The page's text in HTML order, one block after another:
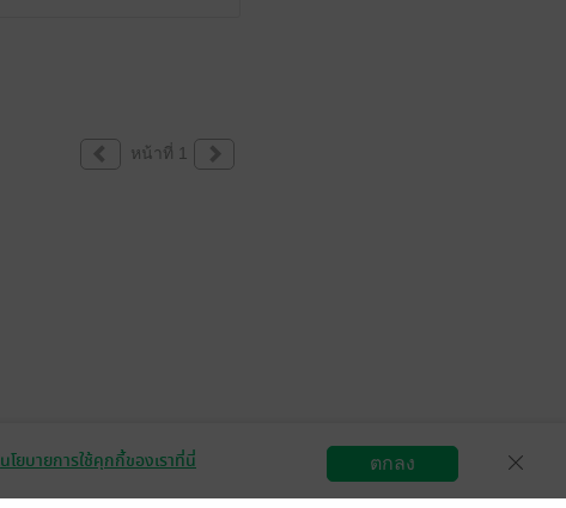
หน้าที่ 1
สมัครขายอีบุ๊ก วิธีการใช้งาน
นโยบายการใช้คุกกี้ของเราที่นี่ ตกลง